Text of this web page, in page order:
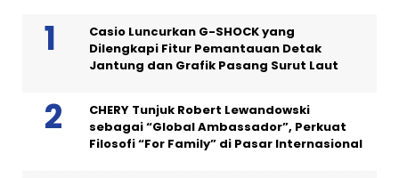
Casio Luncurkan G-SHOCK yang
Dilengkapi Fitur Pemantauan Detak
Jantung dan Grafik Pasang Surut Laut
CHERY Tunjuk Robert Lewandowski
sebagai “Global Ambassador”, Perkuat
Filosofi “For Family” di Pasar Internasional